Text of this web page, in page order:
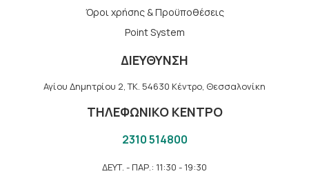
Όροι χρήσης & Προϋποθέσεις
Point System
ΔΙΕΥΘΥΝΣΗ
Αγίου Δημητρίου 2, TK. 54630 Κέντρο, Θεσσαλονίκη
ΤΗΛΕΦΩΝΙΚΟ ΚΕΝΤΡΟ
2310 514800
ΔΕΥΤ. - ΠΑΡ.: 11:30 - 19:30